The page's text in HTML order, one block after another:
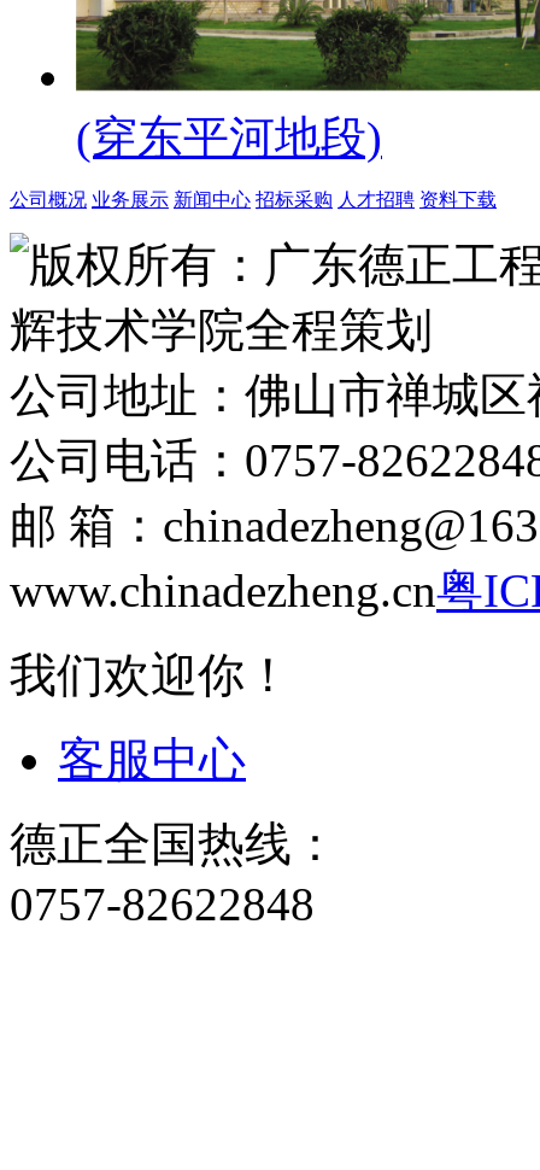
(穿东平河地段)
公司概况 业务展示 新闻中心 招标采购 人才招聘 资料下载
版权所有：广东德正
辉技术学院全程策划
公司地址：佛山市禅城
公司电话：0757-
邮 箱：
www.chinadezheng.cn粤
我们欢迎你！
客服中心
德正全国热线：
0757-82622848